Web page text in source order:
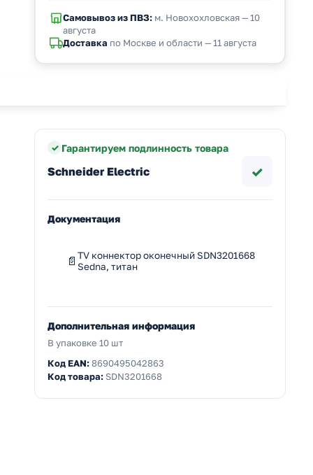
Самовывоз из ПВЗ:м. Новохохловская — 10
августа
Доставка по Москве и области — 11 августа
Гарантируем подлинность товара
Schneider Electric ✓
Документация
TV коннектор оконечный SDN3201668
Sedna, титан
Дополнительная информация
В упаковке 10 шт
Код EAN:8690495042863
Код товара: SDN3201668